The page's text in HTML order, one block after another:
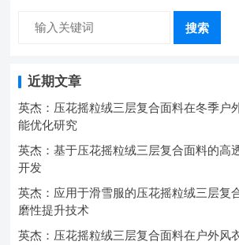
搜索
近期文章
英杰：压花摇粒绒三层复合面料在冬季户
能优化研究
英杰：基于压花摇粒绒三层复合面料的高
开发
英杰：应用于滑雪服的压花摇粒绒三层复
磨性提升技术
英杰：压花摇粒绒三层复合面料在户外风